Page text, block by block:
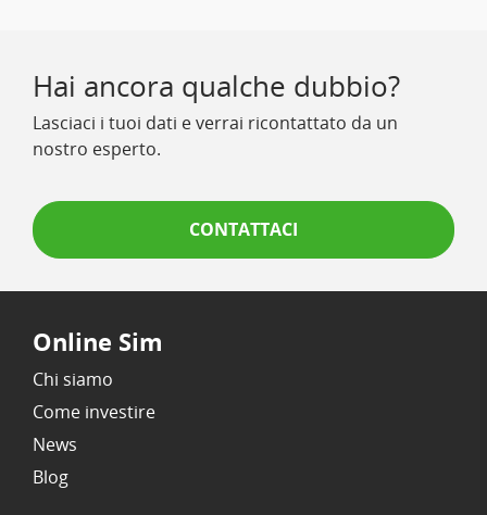
Hai ancora qualche dubbio?
Lasciaci i tuoi dati e verrai ricontattato da un
nostro esperto.
CONTATTACI
Online Sim
Chi siamo
Come investire
News
Blog